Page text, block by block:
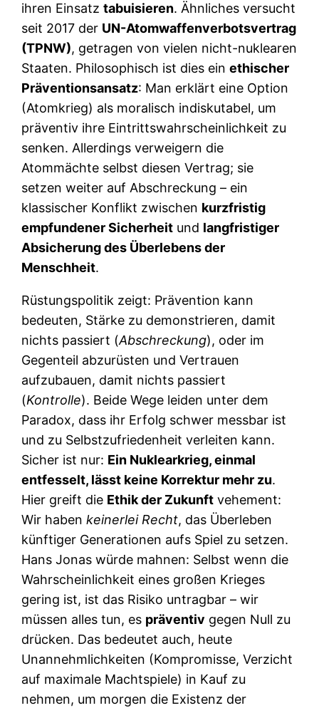
ihren Einsatztabuisieren. Ähnliches versucht
seit 2017 der UN-Atomwaffenverbotsvertrag
(TPNW), getragen von vielen nicht-nuklearen
Staaten. Philosophisch ist dies einethischer
Präventionsansatz: Man erklärt eine Option
(Atomkrieg) als moralisch indiskutabel, um
präventiv ihre Eintrittswahrscheinlichkeit zu
senken. Allerdings verweigern die
Atommächte selbst diesen Vertrag; sie
setzen weiter auf Abschreckung – ein
klassischer Konflikt zwischen kurzfristig
empfundener Sicherheit und langfristiger
Absicherung des Überlebens der
Menschheit.
Rüstungspolitik zeigt: Prävention kann
bedeuten, Stärke zu demonstrieren, damit
nichts passiert (Abschreckung), oder im
Gegenteil abzurüsten und Vertrauen
aufzubauen, damit nichts passiert
(Kontrolle). Beide Wege leiden unter dem
Paradox, dass ihr Erfolg schwer messbar ist
und zu Selbstzufriedenheit verleiten kann.
Sicher ist nur: Ein Nuklearkrieg, einmal
entfesselt, lässt keine Korrektur mehr zu.
Hier greift die Ethik der Zukunft vehement:
Wir habenkeinerlei Recht, das Überleben
künftiger Generationen aufs Spiel zu setzen.
Hans Jonas würde mahnen: Selbst wenn die
Wahrscheinlichkeit eines großen Krieges
gering ist, ist das Risiko untragbar – wir
müssen alles tun, es präventiv gegen Null zu
drücken. Das bedeutet auch, heute
Unannehmlichkeiten (Kompromisse, Verzicht
auf maximale Machtspiele) in Kauf zu
nehmen, um morgen die Existenz der